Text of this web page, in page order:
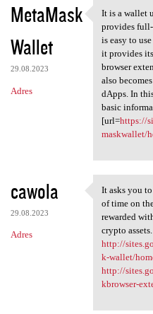
MetaMask
Wallet
29.08.2023
Adres
It is a
It is a wallet
provides
is easy to
it provides
browser
also
dApps. In
basic
[url=https://
maskwallet/
cawola
29.08.2023
Adres
It asks
It asks you
of time on
rewarded
crypto assets.
http://
k-wallet/
http://
kbrowser-